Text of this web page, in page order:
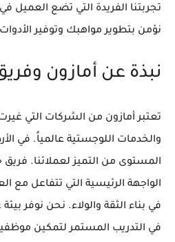
تجربتنا الفريدة التي تضع العميل
نؤمن بتطوير مواهبك وتوفير
نبذة عن أمازون
تعتبر أمازون من الشركات التي
والخدمات اللوجستية عالمياً. في
المستوى من التميز لعملائنا. فريق
الواجهة الرئيسية التي تتفاعل مع
في بناء الثقة والولاء. نحن نوفر
في التدريب المستمر لتمكين